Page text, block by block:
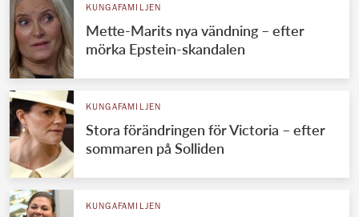
KUNGAFAMILJEN
Mette-Marits nya vändning – efter
mörka Epstein-skandalen
KUNGAFAMILJEN
Stora förändringen för Victoria – efter
sommaren på Solliden
KUNGAFAMILJEN